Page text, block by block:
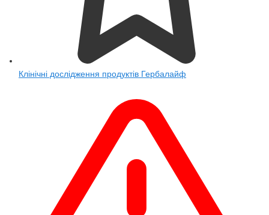
Клінічні дослідження продуктів Гербалайф